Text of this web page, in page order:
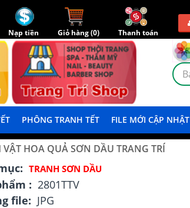
Nạp tiền Giỏ hàng (0) Thanh toán
PHÔNG TRANH TẾT FILE MỚI CẬP NHẬT
HOA QUẢ SƠN DẦU TRANG TRÍ
TRANH SƠN DẦU
: 2801TTV
file: JPG